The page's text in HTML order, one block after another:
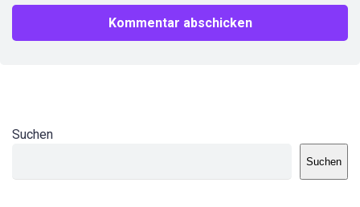
Suchen
Suchen